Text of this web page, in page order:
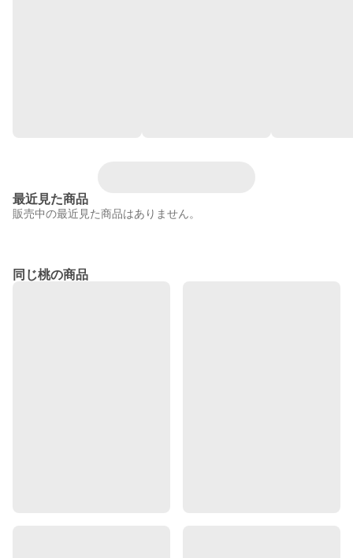
最近見た商品
販売中の最近見た商品はありません。
同じ桃の商品